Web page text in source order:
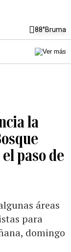
88°Bruma
la
paso de
áreas
para
domingo